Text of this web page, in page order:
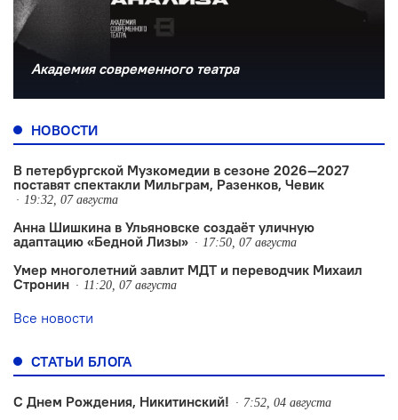
Академия современного театра
НОВОСТИ
В петербургской Музкомедии в сезоне 2026—2027
поставят спектакли Мильграм, Разенков, Чевик
19:32, 07 августа
Анна Шишкина в Ульяновске создаëт уличную
адаптацию «Бедной Лизы»
17:50, 07 августа
Умер многолетний завлит МДТ и переводчик Михаил
Стронин
11:20, 07 августа
Все новости
СТАТЬИ БЛОГА
С Днем Рождения, Никитинский! 7:52, 04 августа